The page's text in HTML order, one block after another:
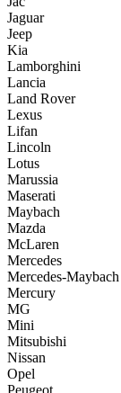
Jaguar
Jeep
Kia
Lamborghini
Lancia
Land Rover
Lexus
Lifan
Lincoln
Lotus
Marussia
Maserati
Maybach
Mazda
McLaren
Mercedes
Mercedes-Maybach
Mercury
MG
Mini
Mitsubishi
Nissan
Opel
Peugeot